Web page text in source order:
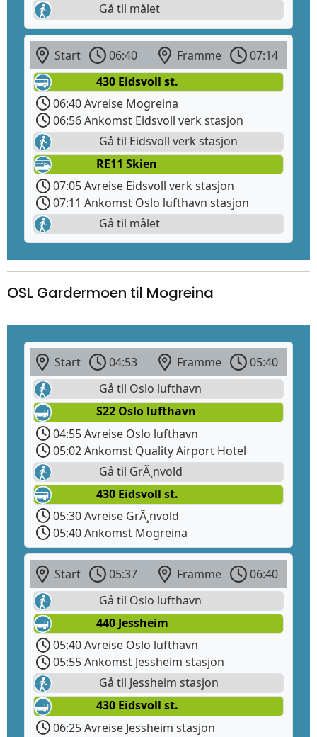
Gå til målet
Start 06:40 Framme
07:14
430 Eidsvoll st.
06:40 Avreise Mogreina
06:56 Ankomst Eidsvoll verk stasjon
Gå til Eidsvoll verk stasjon
RE11 Skien
07:05 Avreise Eidsvoll verk stasjon
07:11 Ankomst Oslo lufthavn stasjon
Gå til målet
OSL Gardermoen til Mogreina
Start 04:53 Framme
05:40
Gå til Oslo lufthavn
S22 Oslo lufthavn
04:55 Avreise Oslo lufthavn
05:02 Ankomst Quality Airport Hotel
Gå til GrÃ¸nvold
430 Eidsvoll st.
05:30 Avreise GrÃ¸nvold
05:40 Ankomst Mogreina
Start 05:37 Framme
06:40
Gå til Oslo lufthavn
440 Jessheim
05:40 Avreise Oslo lufthavn
05:55 Ankomst Jessheim stasjon
Gå til Jessheim stasjon
430 Eidsvoll st.
06:25 Avreise Jessheim stasjon